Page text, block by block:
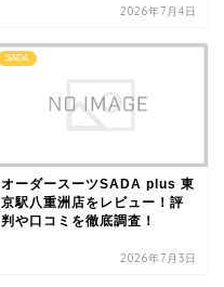
2026年7月4日
SADA
オーダースーツSADA plus 東
京駅八重洲店をレビュー！評
判や口コミを徹底調査！
2026年7月3日